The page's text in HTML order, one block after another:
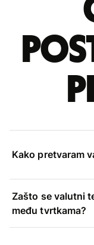
Kako pretvaram
Zašto se valutni
među tvrtkama?